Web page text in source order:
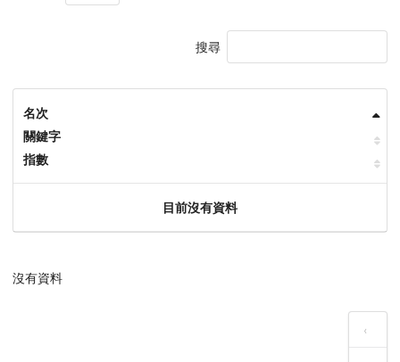
搜尋
名次
關鍵字
指數
目前沒有資料
沒有資料
‹